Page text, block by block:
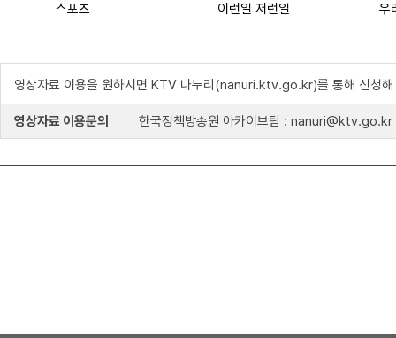
스포츠 이런일 저런일 우
영상자료 이용을 원하시면 KTV 나누리(nanuri.ktv.go.kr)를 통해 신청해
영상자료 이용문의 한국정책방송원 아카이브팀 : nanuri@ktv.go.kr